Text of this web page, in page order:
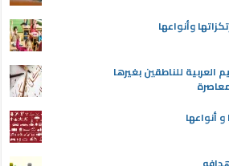
وأنواعها
للناطقين بغيرها
أنواعها